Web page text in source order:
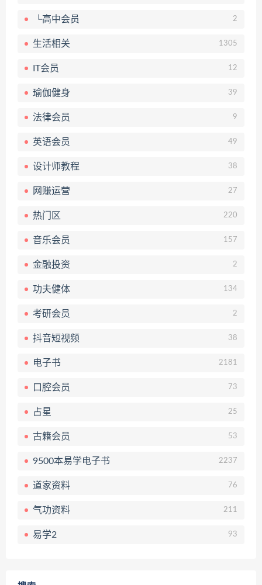
└高中会员 2
生活相关 1305
IT会员 12
瑜伽健身 39
法律会员 9
英语会员 49
设计师教程 38
网赚运营 27
热门区 220
音乐会员 157
金融投资 2
功夫健体 134
考研会员 2
抖音短视频 38
电子书 2181
口腔会员 73
占星 25
古籍会员 53
9500本易学电子书 2237
道家资料 76
气功资料 211
易学2 93